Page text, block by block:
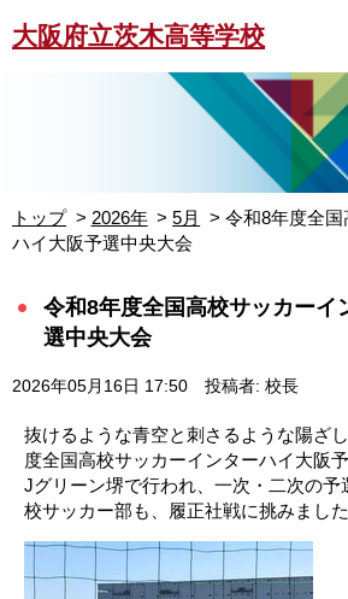
大阪府立茨木高等学校
トップ 2026年 5月
令和8年度全
ハイ大阪予選中央大会
令和8年度全国高校サッカーイ
選中央大会
2026年05月16日 17:50 投稿者: 校長
抜けるような青空と刺さるような陽ざ
度全国高校サッカーインターハイ大阪
Jグリーン堺で行われ、一次・二次の予
校サッカー部も、履正社戦に挑みました